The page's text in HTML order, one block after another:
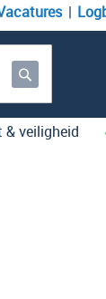
Zoek
veiligheid